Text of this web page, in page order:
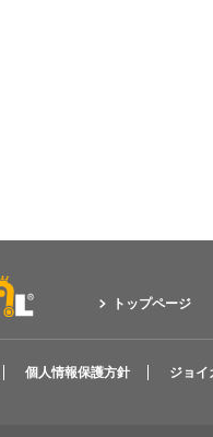
トップページ
個人情報保護方針 ジョイ